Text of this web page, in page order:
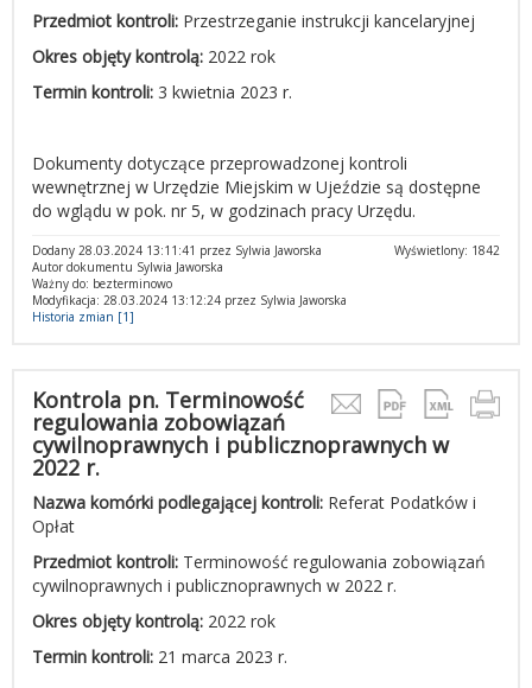
Przedmiot kontroli: Przestrzeganie instrukcji kancelaryjnej
Okres objęty kontrolą: 2022 rok
Termin kontroli: 3 kwietnia 2023 r.
Dokumenty dotyczące przeprowadzonej kontroli
wewnętrznej w Urzędzie Miejskim w Ujeździe są dostępne
do wglądu w pok. nr 5, w godzinach pracy Urzędu.
Wyświetlony: 1842
Dodany 28.03.2024 13:11:41 przez Sylwia Jaworska
Autor dokumentu Sylwia Jaworska
Ważny do: bezterminowo
Modyfikacja: 28.03.2024 13:12:24 przez Sylwia Jaworska
Historia zmian [1]
Kontrola pn. Terminowość
regulowania zobowiązań
cywilnoprawnych i publicznoprawnych w
2022 r.
Nazwa komórki podlegającej kontroli: Referat Podatków i
Opłat
Przedmiot kontroli: Terminowość regulowania zobowiązań
cywilnoprawnych i publicznoprawnych w 2022 r.
Okres objęty kontrolą: 2022 rok
Termin kontroli: 21 marca 2023 r.